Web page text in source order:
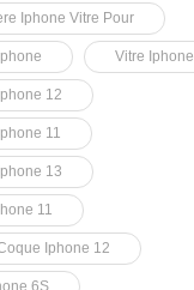
Iphone Vitre Pour
Vitre Iphone
12
11
13
11
Iphone 12
6S